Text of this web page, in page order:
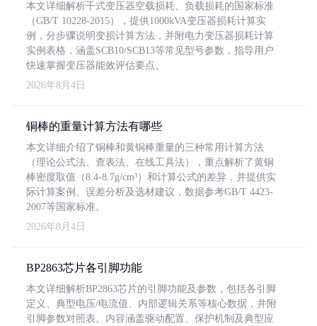
本文详细解析干式变压器空载损耗、负载损耗的国家标准
（GB/T 10228-2015），提供1000kVA变压器损耗计算实
例，分步骤说明变损计算方法，并附电力变压器损耗计算
实例表格，涵盖SCB10/SCB13等常见型号参数，指导用户
快速掌握变压器能效评估要点。
2026年8月4日
铜棒的重量计算方法有哪些
本文详细介绍了铜棒和黄铜棒重量的三种常用计算方法
（理论公式法、查表法、在线工具法），重点解析了黄铜
棒密度取值（8.4-8.7g/cm³）和计算公式的差异，并提供实
际计算案例、误差分析及选材建议，数据参考GB/T 4423-
2007等国家标准。
2026年8月4日
BP2863芯片各引脚功能
本文详细解析BP2863芯片的引脚功能及参数，包括各引脚
定义、典型电压/电流值、内部逻辑关系等核心数据，并附
引脚参数对照表。内容涵盖驱动配置、保护机制及典型应